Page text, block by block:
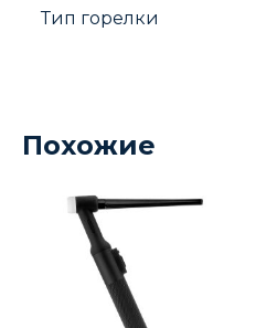
Тип горелки
Похожие